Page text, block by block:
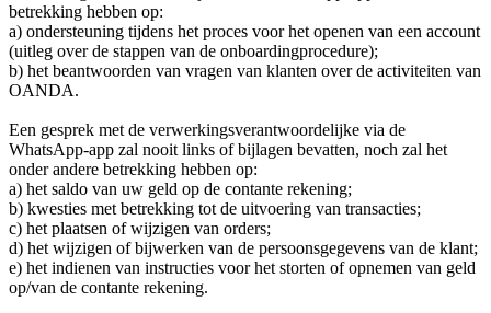
betrekking hebben op:
a) ondersteuning tijdens het proces voor het openen van een account
(uitleg over de stappen van de onboardingprocedure);
b) het beantwoorden van vragen van klanten over de activiteiten van
OANDA.
Een gesprek met de verwerkingsverantwoordelijke via de
WhatsApp-app zal nooit links of bijlagen bevatten, noch zal het
onder andere betrekking hebben op:
a) het saldo van uw geld op de contante rekening;
b) kwesties met betrekking tot de uitvoering van transacties;
c) het plaatsen of wijzigen van orders;
d) het wijzigen of bijwerken van de persoonsgegevens van de klant;
e) het indienen van instructies voor het storten of opnemen van geld
op/van de contante rekening.